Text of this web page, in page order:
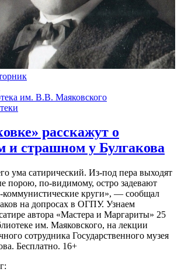
им. В.В. Маяковского
расскажут о
и страшном у Булгакова
ума сатирический. Из-под пера выходят
порою, по-видимому, остро задевают
коммунистические круги», — сообщал
на допросах в ОГПУ. Узнаем
автора «Мастера и Маргариты» 25
им. Маяковского, на лекции
сотрудника Государственного музея
Бесплатно. 16+